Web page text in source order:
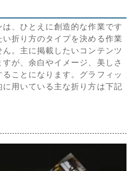
は、ひとえに創造的な作業です
折り方のタイプを決める作業
。主に掲載したいコンテンツ
が、余白やイメージ、美しさ
ことになります。グラフィッ
用いている主な折り方は下記